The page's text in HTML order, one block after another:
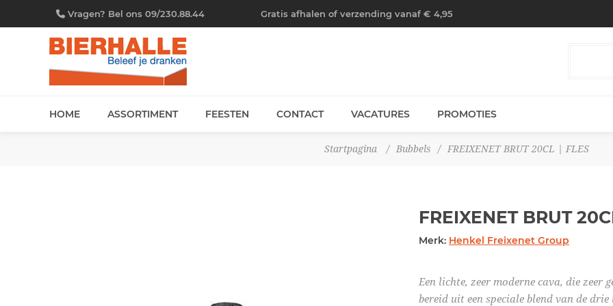
Vragen? Bel ons 09/230.88.44 Gratis afhalen of verzending vanaf € 4,95
HOME ASSORTIMENT FEESTEN CONTACT VACATURES PROMOTIES
Startpagina / Bubbels / FREIXENET BRUT 20CL | FLES
FREIXENET BRUT
Merk: Henkel Freixenet Group
Een lichte, zeer moderne cava, die
bereid uit een speciale blend van de